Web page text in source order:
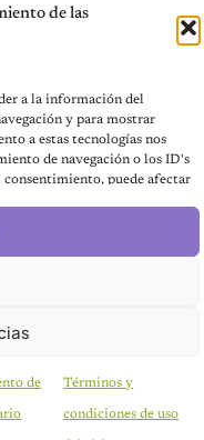
de las
a la información del
y para mostrar
a estas tecnologías nos
de navegación o los ID's
puede afectar
de Términos y
condiciones de uso